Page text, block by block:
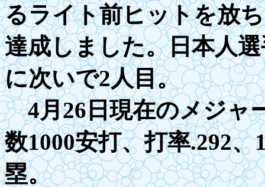
るライト前ヒットを放
達成しました。日本人
に次いで2人目。
4月26日現在のメジャ
数1000安打、打率.292、
塁。